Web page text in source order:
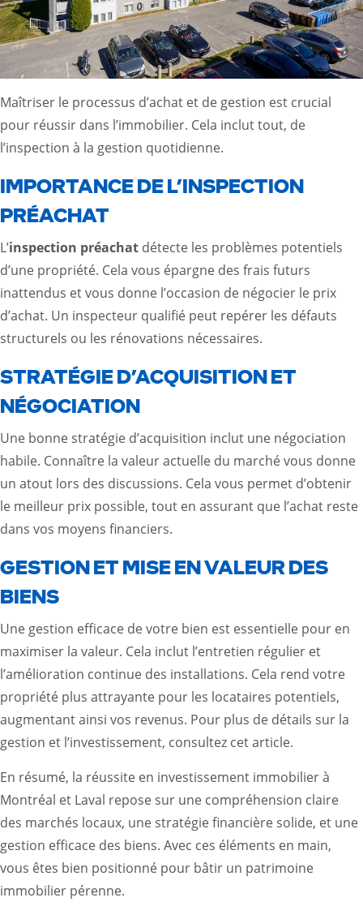
Maîtriser le processus d’achat et de gestion est crucial
pour réussir dans l’immobilier. Cela inclut tout, de
l’inspection à la gestion quotidienne.
IMPORTANCE DE L’INSPECTION
PRÉACHAT
L’inspection préachat détecte les problèmes potentiels
d’une propriété. Cela vous épargne des frais futurs
inattendus et vous donne l’occasion de négocier le prix
d’achat. Un inspecteur qualifié peut repérer les défauts
structurels ou les rénovations nécessaires.
STRATÉGIE D’ACQUISITION ET
NÉGOCIATION
Une bonne stratégie d’acquisition inclut une négociation
habile. Connaître la valeur actuelle du marché vous donne
un atout lors des discussions. Cela vous permet d’obtenir
le meilleur prix possible, tout en assurant que l’achat reste
dans vos moyens financiers.
GESTION ET MISE EN VALEUR DES
BIENS
Une gestion efficace de votre bien est essentielle pour en
maximiser la valeur. Cela inclut l’entretien régulier et
l’amélioration continue des installations. Cela rend votre
propriété plus attrayante pour les locataires potentiels,
augmentant ainsi vos revenus. Pour plus de détails sur la
gestion et l’investissement, consultez cet article.
En résumé, la réussite en investissement immobilier à
Montréal et Laval repose sur une compréhension claire
des marchés locaux, une stratégie financière solide, et une
gestion efficace des biens. Avec ces éléments en main,
vous êtes bien positionné pour bâtir un patrimoine
immobilier pérenne.